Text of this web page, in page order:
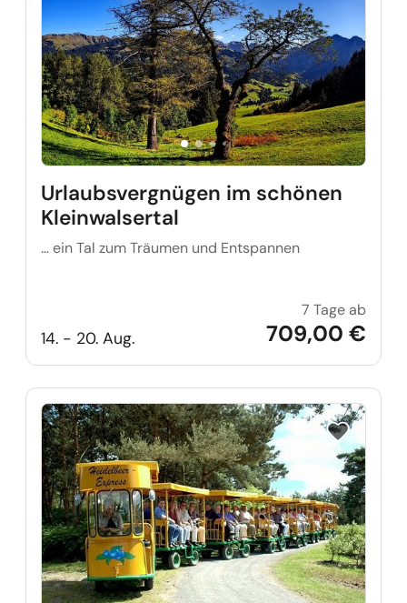
Urlaubsvergnügen im schönen
Kleinwalsertal
… ein Tal zum Träumen und Entspannen
14. - 20. Aug.
7 Tage ab
709,00 €
Reise auf